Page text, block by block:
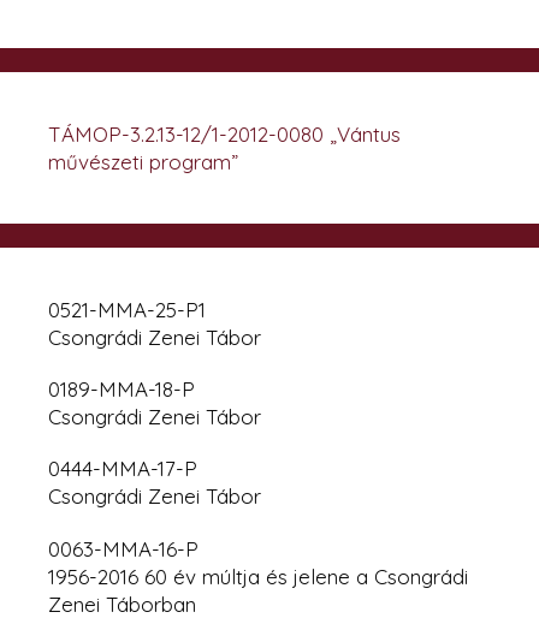
TÁMOP-3.2.13-12/1-2012-0080 „Vántus
művészeti program”
0521-MMA-25-P1
Csongrádi Zenei Tábor
0189-MMA-18-P
Csongrádi Zenei Tábor
0444-MMA-17-P
Csongrádi Zenei Tábor
0063-MMA-16-P
1956-2016 60 év múltja és jelene a Csongrádi
Zenei Táborban